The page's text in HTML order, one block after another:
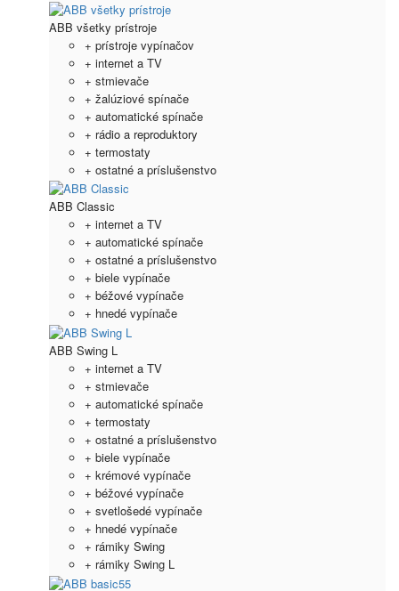
ABB všetky prístroje
+ prístroje vypínačov
+ internet a TV
+ stmievače
+ žalúziové spínače
+ automatické spínače
+ rádio a reproduktory
+ termostaty
+ ostatné a príslušenstvo
ABB Classic
+ internet a TV
+ automatické spínače
+ ostatné a príslušenstvo
+ biele vypínače
+ béžové vypínače
+ hnedé vypínače
ABB Swing L
+ internet a TV
+ stmievače
+ automatické spínače
+ termostaty
+ ostatné a príslušenstvo
+ biele vypínače
+ krémové vypínače
+ béžové vypínače
+ svetlošedé vypínače
+ hnedé vypínače
+ rámiky Swing
+ rámiky Swing L